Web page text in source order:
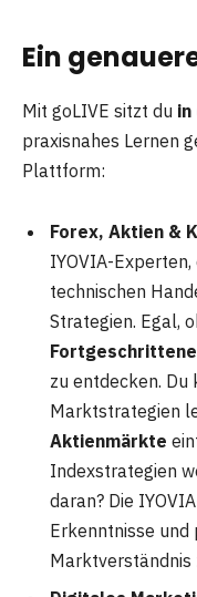
Ein
Mit goLIVE sitzt du in
praxisnahes Lernen
Plattform:
Forex, Aktien &
IYOVIA-
technischen
Strategien. Egal,
zu entdecken. Du
Marktstrategien
Aktienmärkte
Indexstrategien
daran? Die
Erkenntnisse und
Marktverständnis